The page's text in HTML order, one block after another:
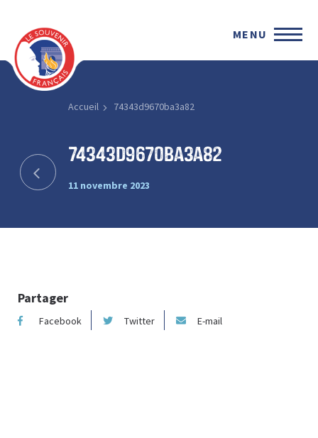
MENU
Accueil 74343d9670ba3a82
74343d9670ba3a82
11 novembre 2023
Partager
Facebook Twitter E-mail